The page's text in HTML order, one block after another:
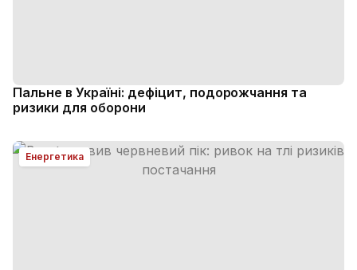
Пальне в Україні: дефіцит, подорожчання та
ризики для оборони
Енергетика